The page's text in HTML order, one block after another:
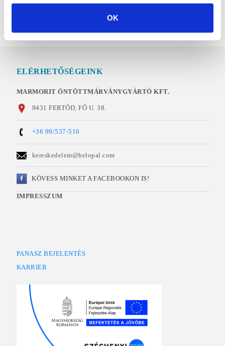
OK
termékek tulajdonságaival.
ELÉRHETŐSÉGEINK
MARMORIT ÖNTÖTTMÁRVÁNYGYÁRTÓ KFT.
9431 FERTŐD, FŐ U. 38.
+36 99/537-510
kereskedelem@helopal.com
KÖVESS MINKET A FACEBOOKON IS!
IMPRESSZUM
PANASZ BEJELENTÉS
KARRIER